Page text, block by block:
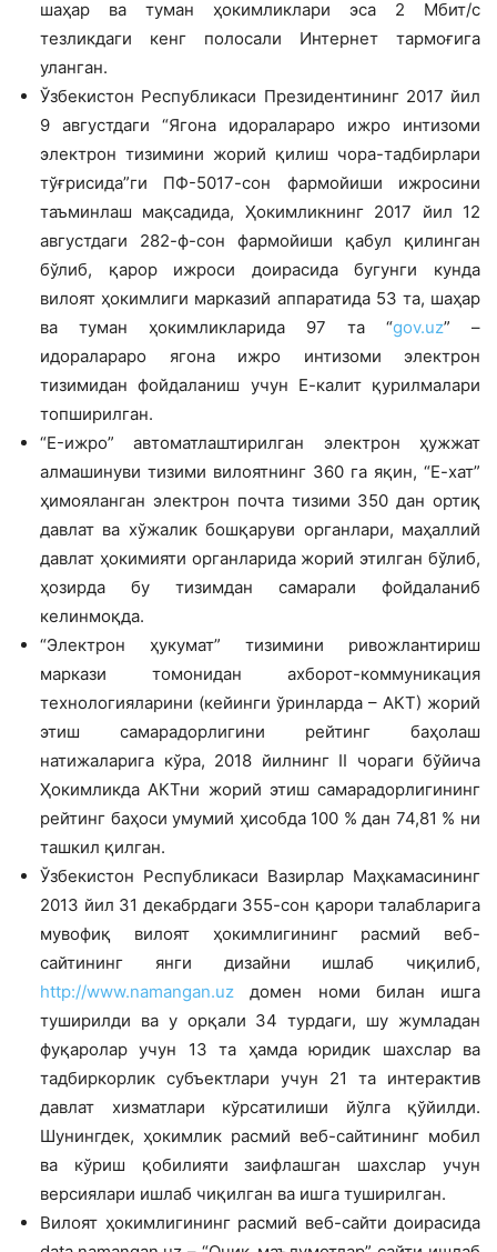
шаҳар ва туман ҳокимликлари эса 2 Мбит/с
тезликдаги кенг полосали Интернет тармоғига
уланган.
Ўзбекистон Республикаси Президентининг 2017 йил
9 августдаги “Ягона идоралараро ижро интизоми
электрон тизимини жорий қилиш чора-тадбирлари
тўғрисида”ги ПФ-5017-сон фармойиши ижросини
таъминлаш мақсадида, Ҳокимликнинг 2017 йил 12
августдаги 282-ф-сон фармойиши қабул қилинган
бўлиб, қарор ижроси доирасида бугунги кунда
вилоят ҳокимлиги марказий аппаратида 53 та, шаҳар
ва туман ҳокимликларида 97 та “gov.uz” –
идоралараро ягона ижро интизоми электрон
тизимидан фойдаланиш учун Е-калит қурилмалари
топширилган.
“E-ижро” автоматлаштирилган электрон ҳужжат
алмашинуви тизими вилоятнинг 360 га яқин, “Е-хат”
ҳимояланган электрон почта тизими 350 дан ортиқ
давлат ва хўжалик бошқаруви органлари, маҳаллий
давлат ҳокимияти органларида жорий этилган бўлиб,
ҳозирда бу тизимдан самарали фойдаланиб
келинмоқда.
“Электрон ҳукумат” тизимини ривожлантириш
маркази томонидан ахборот-коммуникация
технологияларини (кейинги ўринларда – АКТ) жорий
этиш самарадорлигини рейтинг баҳолаш
натижаларига кўра, 2018 йилнинг II чораги бўйича
Ҳокимликда АКТни жорий этиш самарадорлигининг
рейтинг баҳоси умумий ҳисобда 100 % дан 74,81 % ни
ташкил қилган.
Ўзбекистон Республикаси Вазирлар Маҳкамасининг
2013 йил 31 декабрдаги 355-сон қарори талабларига
мувофиқ вилоят ҳокимлигининг расмий веб-
сайтининг янги дизайни ишлаб чиқилиб,
http://www.namangan.uz домен номи билан ишга
туширилди ва у орқали 34 турдаги, шу жумладан
фуқаролар учун 13 та ҳамда юридик шахслар ва
тадбиркорлик субъектлари учун 21 та интерактив
давлат хизматлари кўрсатилиши йўлга қўйилди.
Шунингдек, ҳокимлик расмий веб-сайтининг мобил
ва кўриш қобилияти заифлашган шахслар учун
версиялари ишлаб чиқилган ва ишга туширилган.
Вилоят ҳокимлигининг расмий веб-сайти доирасида